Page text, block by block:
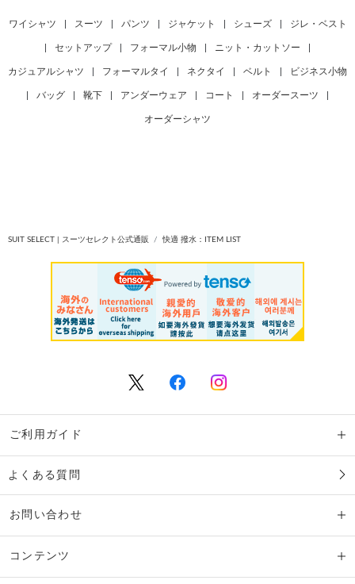
ワイシャツ スーツ パンツ ジャケット シューズ ジレ・ベスト
セットアップ フォーマル小物 ニット・カットソー
カジュアルシャツ フォーマルタイ ネクタイ ベルト ビジネス小物
バッグ 靴下 アンダーウェア コート オーダースーツ
オーダーシャツ
SUIT SELECT | スーツセレクト公式通販 快適 撥水：ITEM LIST
ご利用ガイド
よくある質問
お問い合わせ
コンテンツ